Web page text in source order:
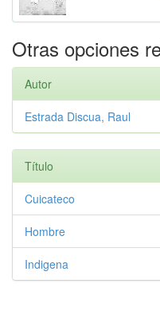
Otras opciones
Autor
Estrada Discua, Raul
Título
Cuicateco
Hombre
Indigena